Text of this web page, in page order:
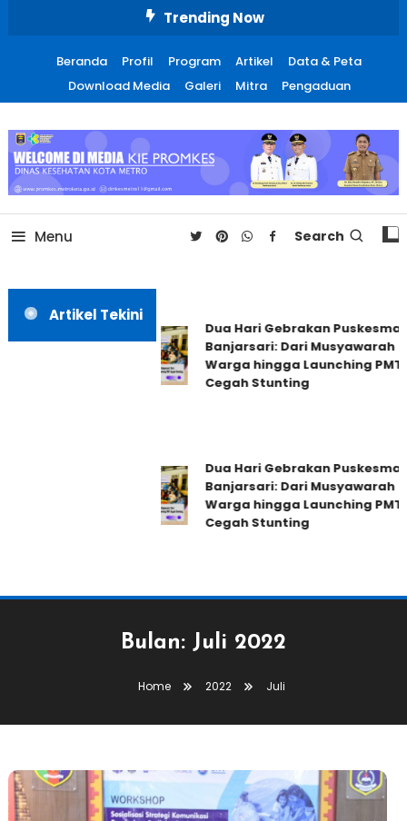
Trending Now
Beranda Profil Program Artikel
Data & Peta
Download Media
Galeri Mitra Pengaduan
Promosi Kesehatan Kota
Metro
Menu Search
Artikel Tekini
Dua Hari Gebrakan Puskesmas
Banjarsari: Dari Musyawarah
Warga hingga Launching PMT
Cegah Stunting
Dua Hari Gebrakan Puskesmas
Banjarsari: Dari Musyawarah
Warga hingga Launching PMT
Cegah Stunting
Bulan: Juli 2022
Home 2022 Juli